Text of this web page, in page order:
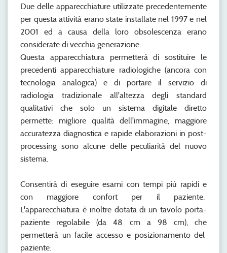
Due delle apparecchiature utilizzate precedentemente
per questa attività erano state installate nel 1997 e nel
2001 ed a causa della loro obsolescenza erano
considerate di vecchia generazione.
Questa apparecchiatura permetterà di sostituire le
precedenti apparecchiature radiologiche (ancora con
tecnologia analogica) e di portare il servizio di
radiologia tradizionale all'altezza degli standard
qualitativi che solo un sistema digitale diretto
permette: migliore qualità dell'immagine, maggiore
accuratezza diagnostica e rapide elaborazioni in post-
processing sono alcune delle peculiarità del nuovo
sistema.
Consentirà di eseguire esami con tempi più rapidi e
con maggiore confort per il paziente.
L'apparecchiatura è inoltre dotata di un tavolo porta-
paziente regolabile (da 48 cm a 98 cm), che
permetterà un facile accesso e posizionamento del
paziente.